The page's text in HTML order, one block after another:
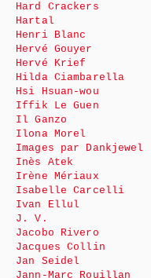
Hard Crackers
Hartal
Henri Blanc
Hervé Gouyer
Hervé Krief
Hilda Ciambarella
Hsi Hsuan-wou
Iffik Le Guen
Il Ganzo
Ilona Morel
Images par Dankjewel
Inès Atek
Irène Mériaux
Isabelle Carcelli
Ivan Ellul
J. V.
Jacobo Rivero
Jacques Collin
Jan Seidel
Jann-Marc Rouillan